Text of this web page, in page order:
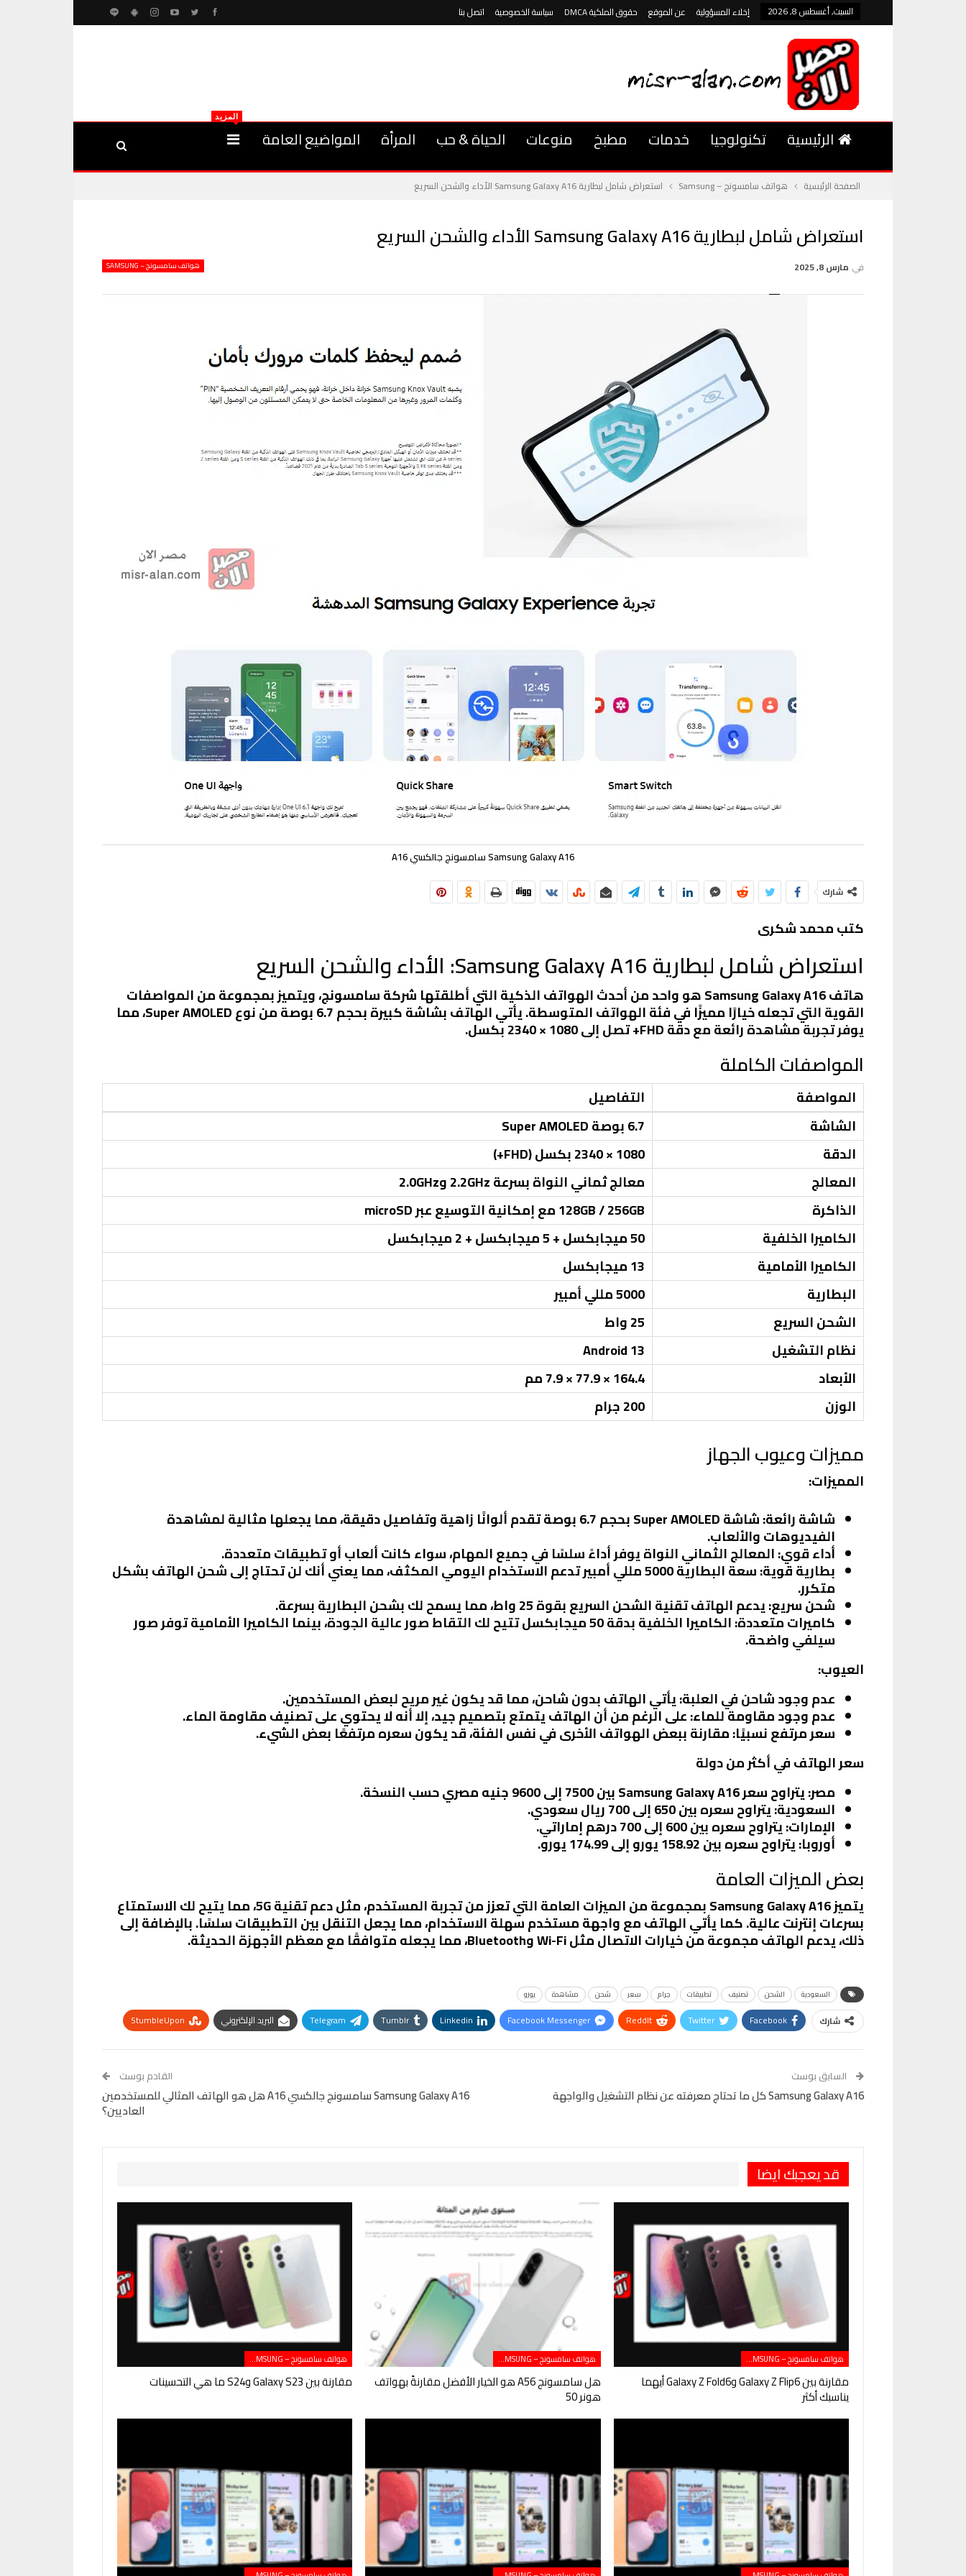
السبت, أغسطس 8, 2026 إخلاء المسؤولية عن الموقع حقوق الملكية DMCA سياسة الخصوصية اتصل بنا
الرئيسية تكنولوجيا خدمات مطبخ منوعات الحياة & حب المرأة المواضيع العامة
المزيد
الصفحة الرئيسية هواتف سامسونج – Samsung استعراض شامل لبطارية Samsung Galaxy A16 الأداء والشحن السريع
استعراض شامل لبطارية Samsung Galaxy A16 الأداء والشحن السريع
هواتف سامسونج – SAMSUNG في مارس 8, 2025
Samsung Galaxy A16 سامسونج جالكسي A16
شارك
كتب محمد شكرى
استعراض شامل لبطارية Samsung Galaxy A16: الأداء والشحن السريع
هاتف Samsung Galaxy A16 هو واحد من أحدث الهواتف الذكية التي أطلقتها شركة سامسونج، ويتميز بمجموعة من المواصفات
القوية التي تجعله خيارًا مميزًا في فئة الهواتف المتوسطة. يأتي الهاتف بشاشة كبيرة بحجم 6.7 بوصة من نوع Super AMOLED، مما
يوفر تجربة مشاهدة رائعة مع دقة FHD+ تصل إلى 1080 × 2340 بكسل.
المواصفات الكاملة
المواصفة
التفاصيل
الشاشة
6.7 بوصة Super AMOLED
الدقة
1080 × 2340 بكسل (FHD+)
المعالج
معالج ثماني النواة بسرعة 2.2GHz و2.0GHz
الذاكرة
128GB / 256GB مع إمكانية التوسيع عبر microSD
الكاميرا الخلفية
50 ميجابكسل + 5 ميجابكسل + 2 ميجابكسل
الكاميرا الأمامية
13 ميجابكسل
البطارية
5000 مللي أمبير
الشحن السريع
25 واط
نظام التشغيل
Android 13
الأبعاد
164.4 × 77.9 × 7.9 مم
الوزن
200 جرام
مميزات وعيوب الجهاز
المميزات:
شاشة رائعة:
شاشة Super AMOLED بحجم 6.7 بوصة تقدم ألوانًا زاهية وتفاصيل دقيقة، مما يجعلها مثالية لمشاهدة
الفيديوهات والألعاب.
أداء قوي:المعالج الثماني النواة يوفر أداءً سلسًا في جميع المهام، سواء كانت ألعاب أو تطبيقات متعددة.
بطارية قوية: سعة البطارية 5000 مللي أمبير تدعم الاستخدام اليومي المكثف، مما يعني أنك لن تحتاج إلى شحن الهاتف بشكل
متكرر.
شحن سريع:يدعم الهاتف تقنية الشحن السريع بقوة 25 واط، مما يسمح لك بشحن البطارية بسرعة.
كاميرات متعددة: الكاميرا الخلفية بدقة 50 ميجابكسل تتيح لك التقاط صور عالية الجودة، بينما الكاميرا الأمامية توفر صور
سيلفي واضحة.
العيوب:
عدم وجود شاحن في العلبة:يأتي الهاتف بدون شاحن، مما قد يكون غير مريح لبعض المستخدمين.
عدم وجود مقاومة للماء:على الرغم من أن الهاتف يتمتع بتصميم جيد، إلا أنه لا يحتوي على تصنيف مقاومة الماء.
سعر مرتفع نسبيًا:مقارنة ببعض الهواتف الأخرى في نفس الفئة، قد يكون سعره مرتفعًا بعض الشيء.
سعر الهاتف في أكثر من دولة
مصر: يتراوح سعر Samsung Galaxy A16 بين 7500 إلى 9600 جنيه مصري حسب النسخة.
السعودية: يتراوح سعره بين 650 إلى 700 ريال سعودي.
الإمارات: يتراوح سعره بين 600 إلى 700 درهم إماراتي.
أوروبا: يتراوح سعره بين 158.92 يورو إلى 174.99 يورو.
بعض الميزات العامة
يتميز Samsung Galaxy A16 بمجموعة من الميزات العامة التي تعزز من تجربة المستخدم، مثل دعم تقنية 5G، مما يتيح لك الاستمتاع
بسرعات إنترنت عالية. كما يأتي الهاتف مع واجهة مستخدم سهلة الاستخدام، مما يجعل التنقل بين التطبيقات سلسًا. بالإضافة إلى
ذلك، يدعم الهاتف مجموعة من خيارات الاتصال مثل Wi-Fi وBluetooth، مما يجعله متوافقًا مع معظم الأجهزة الحديثة.
السعودية الشحن تصنيف تطبيقات جرام سعر شحن مشاهدة يورو
شارك Facebook
Twitter
ReddIt
Facebook Messenger
Linkedin
Tumblr
Telegram البريد الإلكتروني
StumbleUpon
السابق بوست
Samsung Galaxy A16 كل ما تحتاج معرفته عن نظام التشغيل والواجهة
القادم بوست
Samsung Galaxy A16 سامسونج جالكسي A16 هل هو الهاتف المثالي للمستخدمين
العاديين؟
قد يعجبك ايضا
هواتف سامسونج – SAMSUNG
مقارنة بين Galaxy Z Flip6 وGalaxy Z Fold6 أيهما
يناسبك أكثر
هواتف سامسونج – SAMSUNG
هل سامسونج A56 هو الخيار الأفضل مقارنةً بهواتف
هونر 50
هواتف سامسونج – SAMSUNG
مقارنة بين Galaxy S23 وS24 ما هي التحسينات